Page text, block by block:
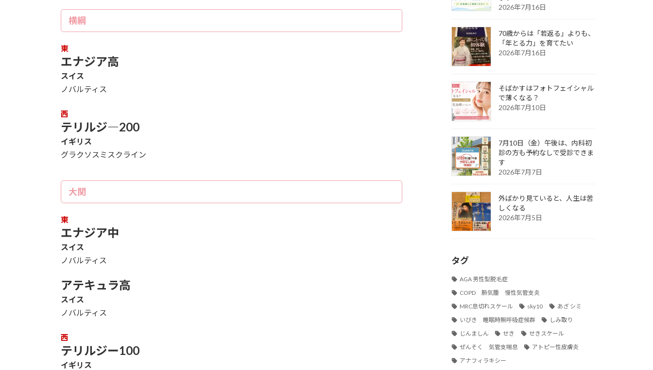
横綱
東
エナジア高
スイス
ノバルティス
西
テリルジ―200
イギリス
グラクソスミスクライン
大関
東
エナジア中
スイス
ノバルティス
アテキュラ高
スイス
ノバルティス
西
テリルジー100
イギリス
2026年7月16日
70歳からは「若返る」よりも、
「年とる力」を育てたい
2026年7月16日
そばかすはフォトフェイシャル
で薄くなる？
2026年7月10日
7月10日（金）午後は、内科初
診の方も予約なしで受診できま
す
2026年7月7日
外ばかり見ていると、人生は苦
しくなる
2026年7月5日
タグ
AGA 男性型脱毛症
COPD 肺気腫 慢性気管支炎
MRC息切れスケール
sky10
あざ シミ
いびき 睡眠時無呼吸症候群
しみ取り
じんましん
せき
せきスケール
ぜんそく 気管支喘息
アトピー性皮膚炎
アナフィラキシー